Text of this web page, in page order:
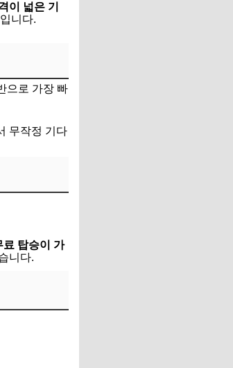
이 넓은 기
니다.
으로 가장 빠
무작정 기다
료 탑승이 가
니다.